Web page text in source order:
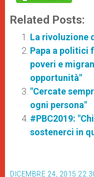
Related Posts:
La rivoluzione
Papa a politici
poveri e
opportunità"
"Cercate
ogni persona"
#PBC2019:
sostenerci in
DICEMBRE 24, 2015